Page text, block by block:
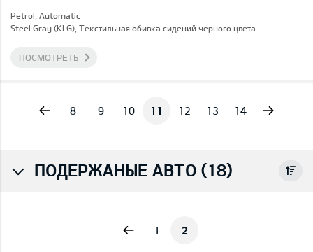
Petrol, Automatic
Steel Gray (KLG), Текстильная обивка сидений черного цвета
ПОСМОТРЕТЬ
8 9 10 11 12 13 14
ПОДЕРЖАНЫЕ АВТО (18)
1 2